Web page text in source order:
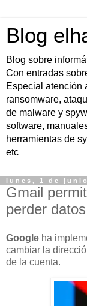
Blog
Blog sobre
Con entradas
Especial atención
ransomware,
de malware y
software,
herramientas de
etc
lunes, 1 de
Gmail
perder datos
Google ha
cambiar la
de la cuenta.